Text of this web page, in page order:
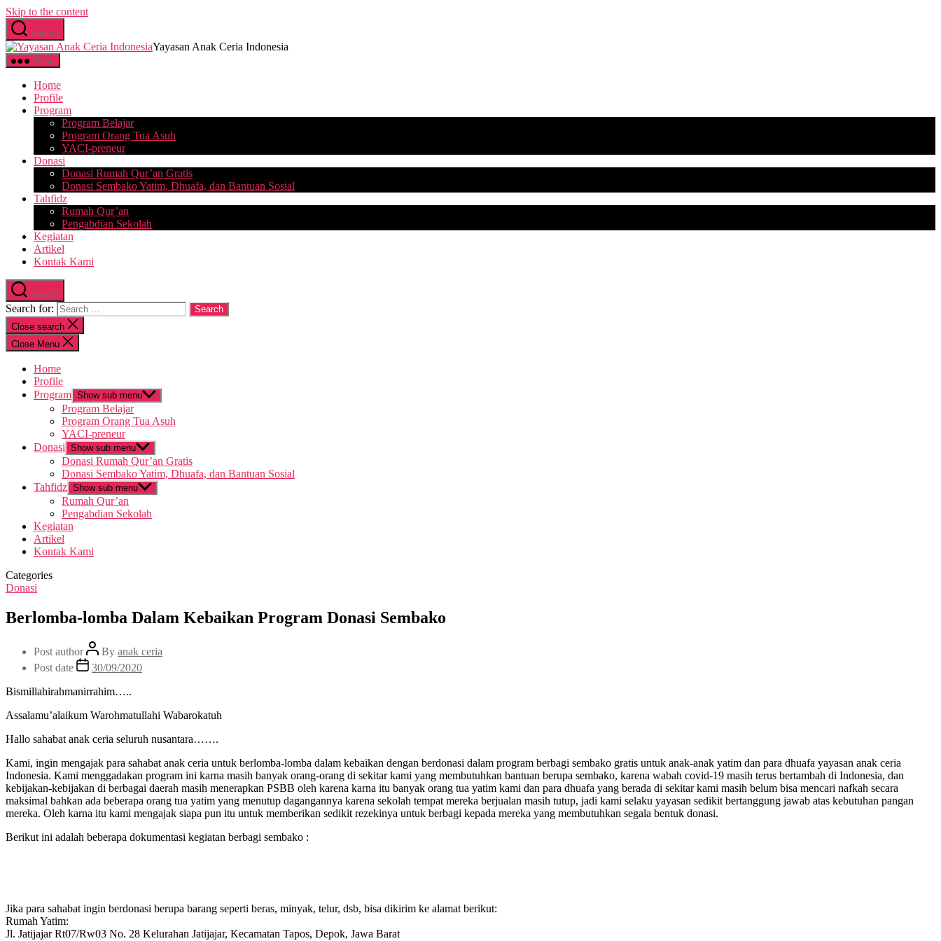
Skip to the content
Search
Yayasan Anak Ceria Indonesia
Menu
Home
Profile
Program
Program Belajar
Program Orang Tua Asuh
YACI-preneur
Donasi
Donasi Rumah Qur’an Gratis
Donasi Sembako Yatim, Dhuafa, dan Bantuan Sosial
Tahfidz
Rumah Qur’an
Pengabdian Sekolah
Kegiatan
Artikel
Kontak Kami
Search
Search for:
Close search
Close Menu
Home
Profile
Program Show sub menu
Program Belajar
Program Orang Tua Asuh
YACI-preneur
Donasi Show sub menu
Donasi Rumah Qur’an Gratis
Donasi Sembako Yatim, Dhuafa, dan Bantuan Sosial
Tahfidz Show sub menu
Rumah Qur’an
Pengabdian Sekolah
Kegiatan
Artikel
Kontak Kami
Categories
Donasi
Berlomba-lomba Dalam Kebaikan Program Donasi Sembako
Post author By anak ceria
Post date
30/09/2020
Bismillahirahmanirrahim…..
Assalamu’alaikum Warohmatullahi Wabarokatuh
Hallo sahabat anak ceria seluruh nusantara…….
Kami, ingin mengajak para sahabat anak ceria untuk berlomba-lomba dalam kebaikan dengan berdonasi dalam program berbagi sembako gratis untuk anak-anak yatim dan para dhuafa yayasan anak ceria
Indonesia. Kami menggadakan program ini karna masih banyak orang-orang di sekitar kami yang membutuhkan bantuan berupa sembako, karena wabah covid-19 masih terus bertambah di Indonesia, dan
kebijakan-kebijakan di berbagai daerah masih menerapkan PSBB oleh karena karna itu banyak orang tua yatim kami dan para dhuafa yang berada di sekitar kami masih belum bisa mencari nafkah secara
maksimal bahkan ada beberapa orang tua yatim yang menutup dagangannya karena sekolah tempat mereka berjualan masih tutup, jadi kami selaku yayasan sedikit bertanggung jawab atas kebutuhan pangan
mereka. Oleh karna itu kami mengajak siapa pun itu untuk memberikan sedikit rezekinya untuk berbagi kepada mereka yang membutuhkan segala bentuk donasi.
Berikut ini adalah beberapa dokumentasi kegiatan berbagi sembako :
Jika para sahabat ingin berdonasi berupa barang seperti beras, minyak, telur, dsb, bisa dikirim ke alamat berikut:
Rumah Yatim:
Jl. Jatijajar Rt07/Rw03 No. 28 Kelurahan Jatijajar, Kecamatan Tapos, Depok, Jawa Barat